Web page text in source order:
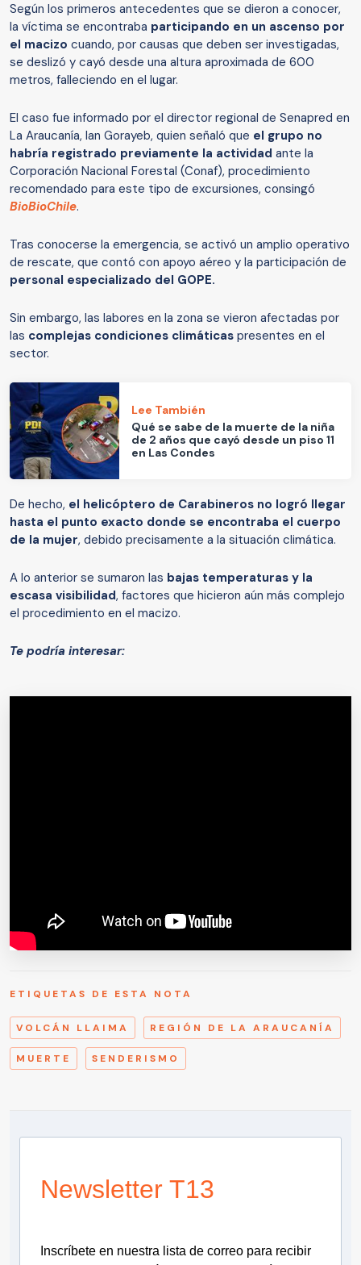
Según los primeros antecedentes que se dieron a conocer,
la víctima se encontraba participando en un ascenso por
el macizo cuando, por causas que deben ser investigadas,
se deslizó y cayó desde una altura aproximada de 600
metros, falleciendo en el lugar.
El caso fue informado por el director regional de Senapred en
La Araucanía, Ian Gorayeb, quien señaló que el grupo no
habría registrado previamente la actividad ante la
Corporación Nacional Forestal (Conaf), procedimiento
recomendado para este tipo de excursiones, consingó
BioBioChile.
Tras conocerse la emergencia, se activó un amplio operativo
de rescate, que contó con apoyo aéreo y la participación de
personal especializado del GOPE.
Sin embargo, las labores en la zona se vieron afectadas por
las complejas condiciones climáticas presentes en el
sector.
Lee También
Qué se sabe de la muerte de la niña
de 2 años que cayó desde un piso 11
en Las Condes
De hecho, el helicóptero de Carabineros no logró llegar
hasta el punto exacto donde se encontraba el cuerpo
de la mujer, debido precisamente a la situación climática.
A lo anterior se sumaron las bajas temperaturas y la
escasa visibilidad, factores que hicieron aún más complejo
el procedimiento en el macizo.
Te podría interesar:
ETIQUETAS DE ESTA NOTA
VOLCÁN LLAIMA REGIÓN DE LA ARAUCANÍA
MUERTE SENDERISMO
Newsletter T13
Inscríbete en nuestra lista de correo para recibir